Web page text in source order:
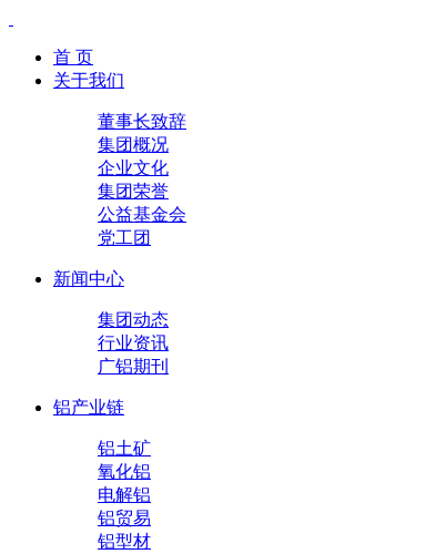
首 页
关于我们
董事长致辞
集团概况
企业文化
集团荣誉
公益基金会
党工团
新闻中心
集团动态
行业资讯
广铝期刊
铝产业链
铝土矿
氧化铝
电解铝
铝贸易
铝型材